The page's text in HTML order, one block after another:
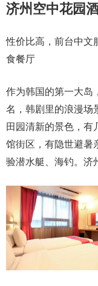
济州空中花园
性价比高，前台中文
食餐厅
作为韩国的第一大岛
名，韩剧里的浪漫场
田园清新的景色，有
馆街区，有隐世避暑
验潜水艇、海钓。济